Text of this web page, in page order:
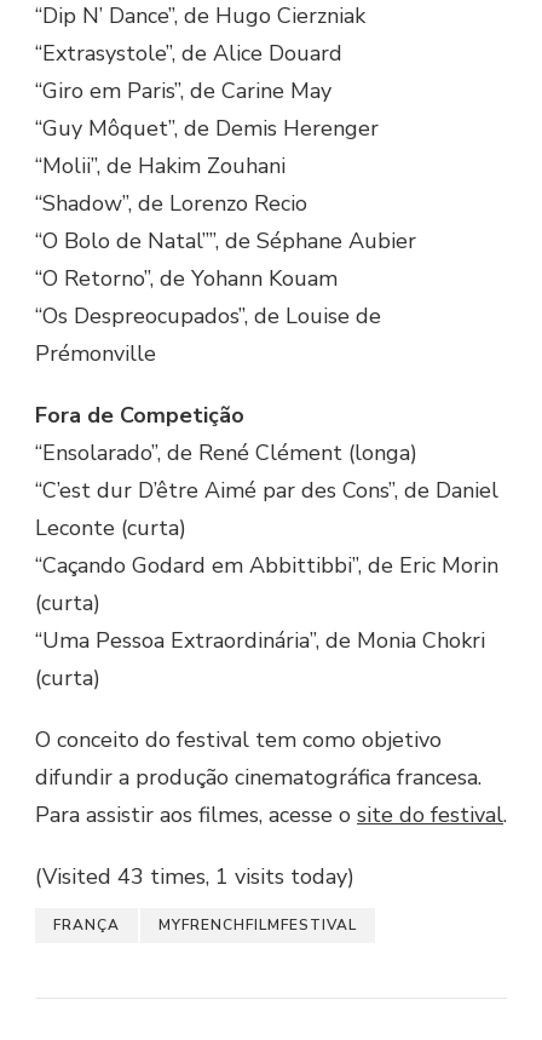
“Dip N’ Dance”, de Hugo Cierzniak
“Extrasystole”, de Alice Douard
“Giro em Paris”, de Carine May
“Guy Môquet”, de Demis Herenger
“Molii”, de Hakim Zouhani
“Shadow”, de Lorenzo Recio
“O Bolo de Natal””, de Séphane Aubier
“O Retorno”, de Yohann Kouam
“Os Despreocupados”, de Louise de
Prémonville
Fora de Competição
“Ensolarado”, de René Clément (longa)
“C’est dur D’être Aimé par des Cons”, de Daniel
Leconte (curta)
“Caçando Godard em Abbittibbi”, de Eric Morin
(curta)
“Uma Pessoa Extraordinária”, de Monia Chokri
(curta)
O conceito do festival tem como objetivo
difundir a produção cinematográfica francesa.
Para assistir aos filmes, acesse o site do festival.
(Visited 43 times, 1 visits today)
FRANÇA MYFRENCHFILMFESTIVAL